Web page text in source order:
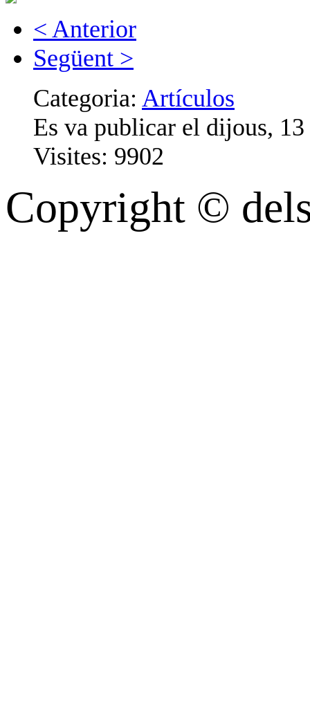
< Anterior
Següent >
Categoria: Artículos
Es va publicar el dijous,
Visites: 9902
Copyright ©